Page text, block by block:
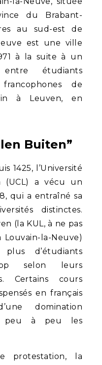
du Brabant-
au sud-est de
est une ville
à la suite à un
étudiants
de
à Leuven, en
Buiten”
1425, l’Université
(UCL) a vécu un
qui a entraîné sa
distinctes.
(la KUL, à ne pas
la-Neuve)
d’étudiants
selon leurs
Certains cours
en français
domination
peu à peu les
protestation, la